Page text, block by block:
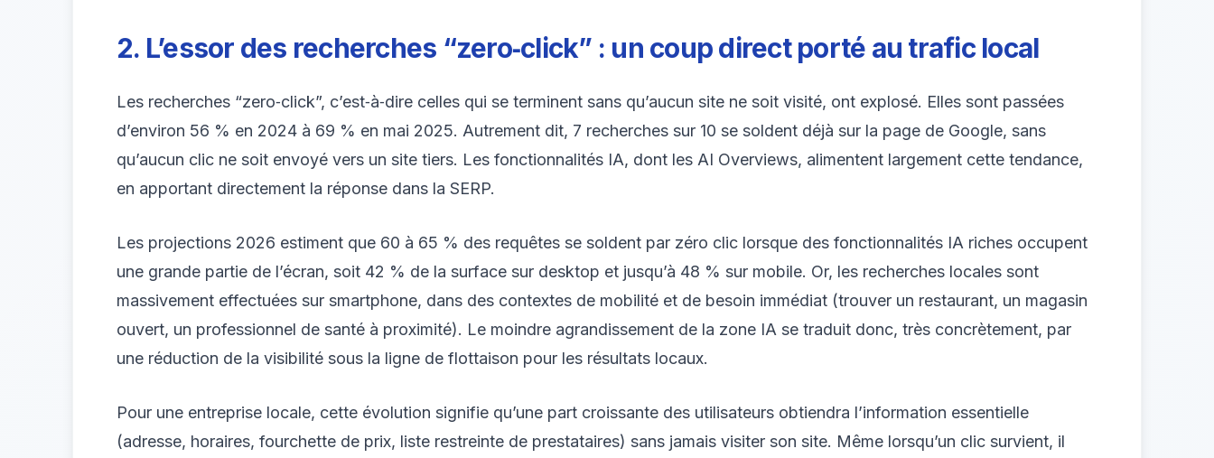
2. L’essor des recherches “zero‑click” : un coup direct porté au trafic local
Les recherches “zero‑click”, c’est‑à‑dire celles qui se terminent sans qu’aucun site ne soit visité, ont explosé. Elles sont passées
d’environ 56 % en 2024 à 69 % en mai 2025. Autrement dit, 7 recherches sur 10 se soldent déjà sur la page de Google, sans
qu’aucun clic ne soit envoyé vers un site tiers. Les fonctionnalités IA, dont les AI Overviews, alimentent largement cette tendance,
en apportant directement la réponse dans la SERP.
Les projections 2026 estiment que 60 à 65 % des requêtes se soldent par zéro clic lorsque des fonctionnalités IA riches occupent
une grande partie de l’écran, soit 42 % de la surface sur desktop et jusqu’à 48 % sur mobile. Or, les recherches locales sont
massivement effectuées sur smartphone, dans des contextes de mobilité et de besoin immédiat (trouver un restaurant, un magasin
ouvert, un professionnel de santé à proximité). Le moindre agrandissement de la zone IA se traduit donc, très concrètement, par
une réduction de la visibilité sous la ligne de flottaison pour les résultats locaux.
Pour une entreprise locale, cette évolution signifie qu’une part croissante des utilisateurs obtiendra l’information essentielle
(adresse, horaires, fourchette de prix, liste restreinte de prestataires) sans jamais visiter son site. Même lorsqu’un clic survient, il